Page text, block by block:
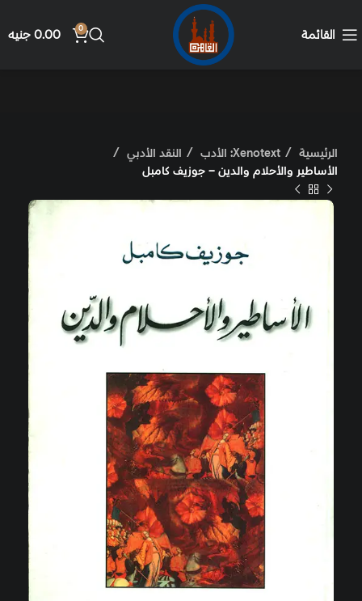
القائمة 0
0.00 جنيه
الرئيسية Xenotext: الأدب
النقد الأدبي
الأساطير والأحلام والدين – جوزيف كامبل